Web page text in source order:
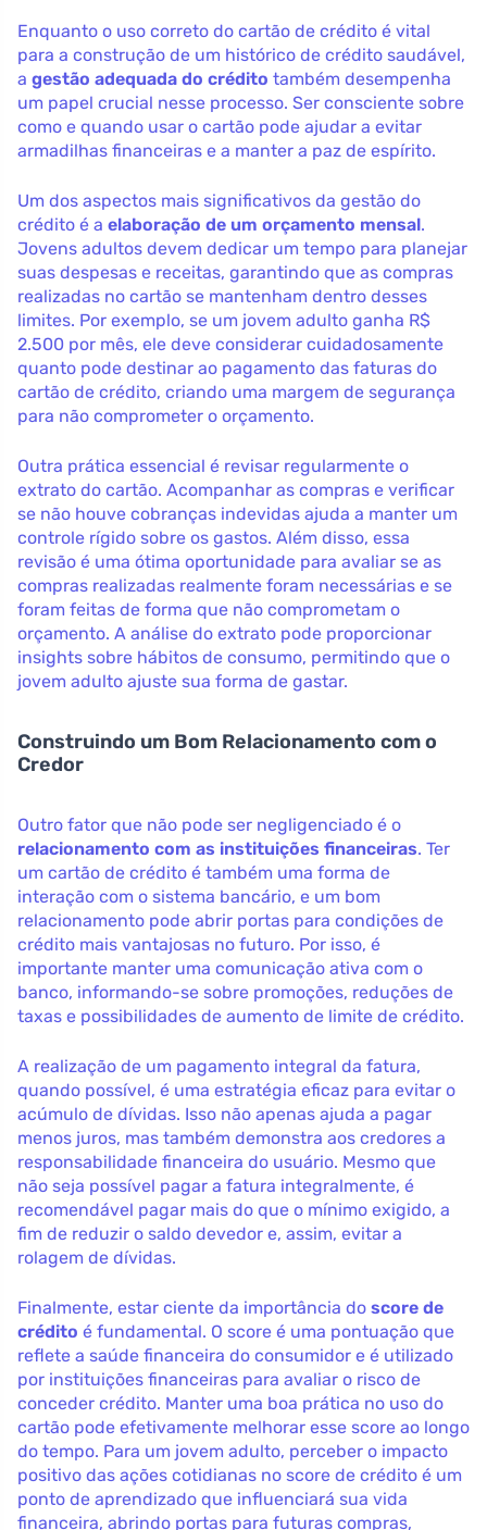
Enquanto o uso correto do cartão de crédito é vital
para a construção de um histórico de crédito saudável,
a gestão adequada do crédito também desempenha
um papel crucial nesse processo. Ser consciente sobre
como e quando usar o cartão pode ajudar a evitar
armadilhas financeiras e a manter a paz de espírito.
Um dos aspectos mais significativos da gestão do
crédito é a elaboração de um orçamento mensal.
Jovens adultos devem dedicar um tempo para planejar
suas despesas e receitas, garantindo que as compras
realizadas no cartão se mantenham dentro desses
limites. Por exemplo, se um jovem adulto ganha R$
2.500 por mês, ele deve considerar cuidadosamente
quanto pode destinar ao pagamento das faturas do
cartão de crédito, criando uma margem de segurança
para não comprometer o orçamento.
Outra prática essencial é revisar regularmente o
extrato do cartão. Acompanhar as compras e verificar
se não houve cobranças indevidas ajuda a manter um
controle rígido sobre os gastos. Além disso, essa
revisão é uma ótima oportunidade para avaliar se as
compras realizadas realmente foram necessárias e se
foram feitas de forma que não comprometam o
orçamento. A análise do extrato pode proporcionar
insights sobre hábitos de consumo, permitindo que o
jovem adulto ajuste sua forma de gastar.
Construindo um Bom Relacionamento com o
Credor
Outro fator que não pode ser negligenciado é o
relacionamento com as instituições financeiras. Ter
um cartão de crédito é também uma forma de
interação com o sistema bancário, e um bom
relacionamento pode abrir portas para condições de
crédito mais vantajosas no futuro. Por isso, é
importante manter uma comunicação ativa com o
banco, informando-se sobre promoções, reduções de
taxas e possibilidades de aumento de limite de crédito.
A realização de um pagamento integral da fatura,
quando possível, é uma estratégia eficaz para evitar o
acúmulo de dívidas. Isso não apenas ajuda a pagar
menos juros, mas também demonstra aos credores a
responsabilidade financeira do usuário. Mesmo que
não seja possível pagar a fatura integralmente, é
recomendável pagar mais do que o mínimo exigido, a
fim de reduzir o saldo devedor e, assim, evitar a
rolagem de dívidas.
Finalmente, estar ciente da importância do score de
crédito é fundamental. O score é uma pontuação que
reflete a saúde financeira do consumidor e é utilizado
por instituições financeiras para avaliar o risco de
conceder crédito. Manter uma boa prática no uso do
cartão pode efetivamente melhorar esse score ao longo
do tempo. Para um jovem adulto, perceber o impacto
positivo das ações cotidianas no score de crédito é um
ponto de aprendizado que influenciará sua vida
financeira, abrindo portas para futuras compras,